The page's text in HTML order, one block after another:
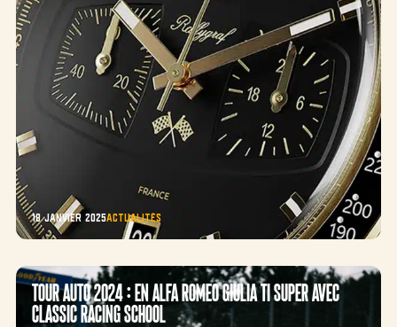
18 janvier 2025Actualités
Tour Auto 2024 : en Alfa Romeo Giulia TI Super avec
Classic Racing School